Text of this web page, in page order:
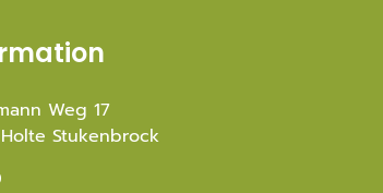
Weg 17
Stukenbrock